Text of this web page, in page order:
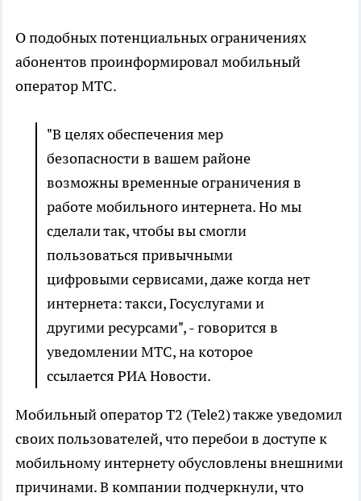
О подобных потенциальных ограничениях
абонентов проинформировал мобильный
оператор МТС.
"В целях обеспечения мер
безопасности в вашем районе
возможны временные ограничения в
работе мобильного интернета. Но мы
сделали так, чтобы вы смогли
пользоваться привычными
цифровыми сервисами, даже когда нет
интернета: такси, Госуслугами и
другими ресурсами", - говорится в
уведомлении МТС, на которое
ссылается РИА Новости.
Мобильный оператор Т2 (Tele2) также уведомил
своих пользователей, что перебои в доступе к
мобильному интернету обусловлены внешними
причинами. В компании подчеркнули, что